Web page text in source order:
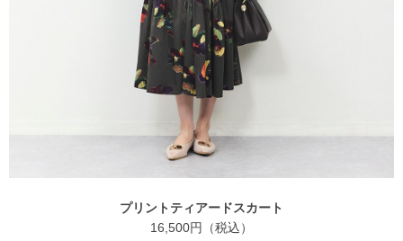
プリントティアードスカート
16,500円（税込）